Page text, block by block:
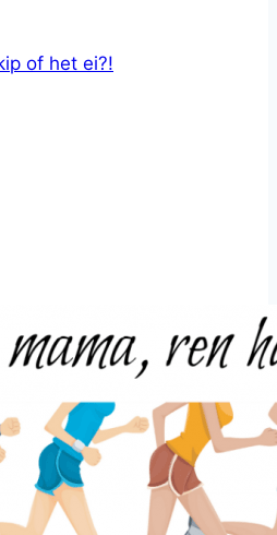
of het ei?!